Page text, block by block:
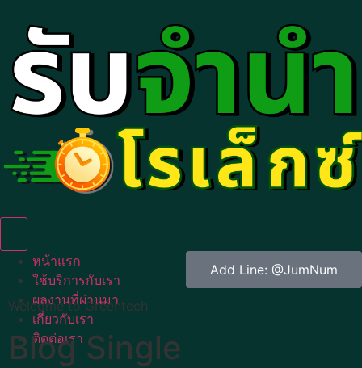
หน้าแรก
ใช้บริการกับเรา
ผลงานที่ผ่านมา
เกี่ยวกับเรา
ติดต่อเรา
Add Line: @JumNum
Welcome to Greentech
Blog Single